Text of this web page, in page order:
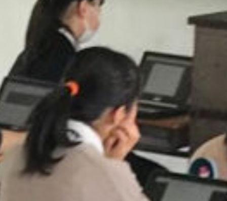
/home/sakurazuka/sakurazuka.ed.jp/public_html/wp-conten
t/themes/sakurazuka_2020/header.php